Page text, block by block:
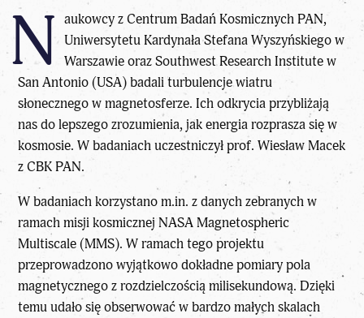
N aukowcy z Centrum Badań Kosmicznych PAN,
Uniwersytetu Kardynała Stefana Wyszyńskiego w
Warszawie oraz Southwest Research Institute w
San Antonio (USA) badali turbulencje wiatru
słonecznego w magnetosferze. Ich odkrycia przybliżają
nas do lepszego zrozumienia, jak energia rozprasza się w
kosmosie. W badaniach uczestniczył prof. Wiesław Macek
z CBK PAN.
W badaniach korzystano m.in. z danych zebranych w
ramach misji kosmicznej NASA Magnetospheric
Multiscale (MMS). W ramach tego projektu
przeprowadzono wyjątkowo dokładne pomiary pola
magnetycznego z rozdzielczością milisekundową. Dzięki
temu udało się obserwować w bardzo małych skalach